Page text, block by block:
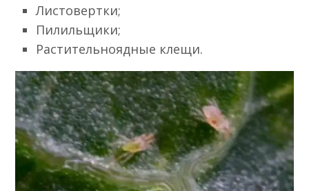
Листовертки;
Пилильщики;
Растительноядные клещи.